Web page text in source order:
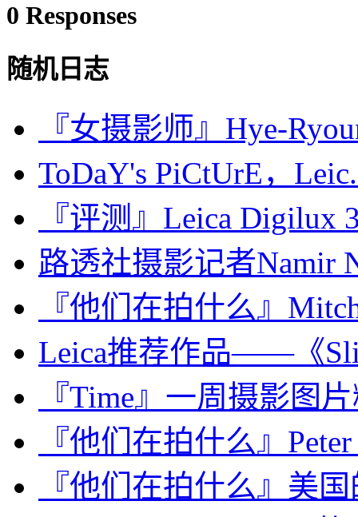
0 Responses
随机日志
『女摄影师』Hye-
ToDaY's PiCtUrE，
『评测』Leica Digilux
路透社摄影记者Namir
『他们在拍什么』
Leica推荐作品——《
『Time』一周摄影图
『他们在拍什么』
『他们在拍什么』美